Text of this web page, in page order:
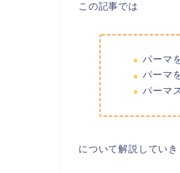
この記事では
パーマ
パーマ
パーマ
について解説していき